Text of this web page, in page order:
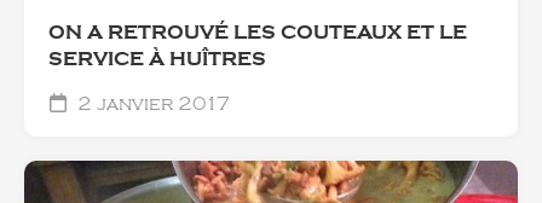
ON A RETROUVÉ LES COUTEAUX ET LE
SERVICE À HUÎTRES
2 janvier 2017